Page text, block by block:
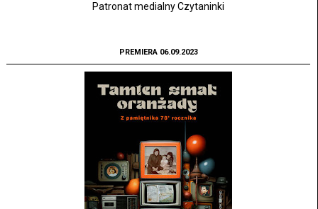
Patronat medialny Czytaninki
PREMIERA 06.09.2023